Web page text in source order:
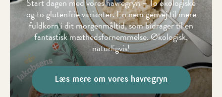
og to glutenfrie varianter. En nem genvej til mere
fuldkorn i dit morgenmåltid, som bidrager til en
fantastisk mæthedsfornemmelse. Økologisk,
naturligvis!
Læs mere om vores havregryn